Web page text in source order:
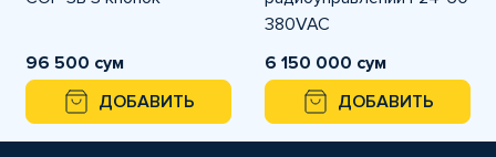
96 500 сум
ДОБАВИТЬ
380VAC
6 150 000 сум
ДОБАВИТЬ